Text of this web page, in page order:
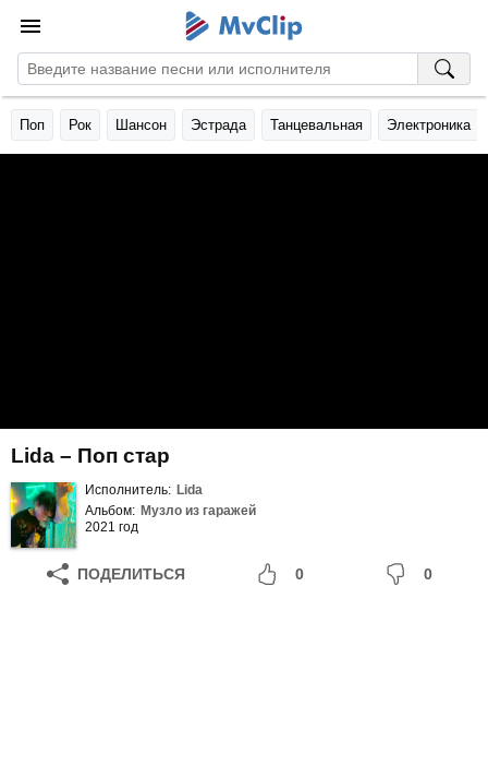
Поп Рок Шансон Эстрада Танцевальная Электроника
Lida – Поп стар
Исполнитель: Lida
Альбом: Музло из гаражей
2021 год
ПОДЕЛИТЬСЯ 0 0